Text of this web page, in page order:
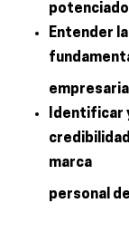
Entender
Identificar
marca
personal